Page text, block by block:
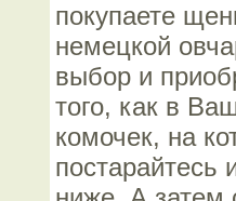
покупаете
немецкой
выбор и
того, как в
комочек, на
постарайтесь